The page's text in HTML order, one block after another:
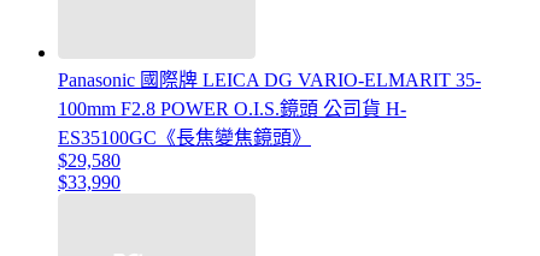
Panasonic 國際牌 LEICA DG VARIO-ELMARIT 35-
100mm F2.8 POWER O.I.S.鏡頭 公司貨 H-
ES35100GC《長焦變焦鏡頭》
$29,580
$33,990